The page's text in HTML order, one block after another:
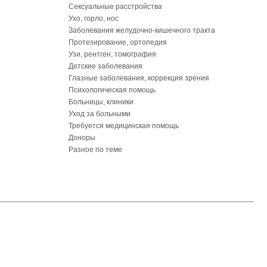
Сексуальные расстройства
Ухо, горло, нос
Заболевания желудочно-кишечного тракта
Протезирование, ортопедия
Узи, рентген, томография
Детские заболевания
Глазные заболевания, коррекция зрения
Психологическая помощь
Больницы, клиники
Уход за больными
Требуется медицинская помощь
Доноры
Разное по теме